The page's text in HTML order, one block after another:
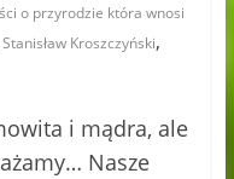
o przyrodzie która wnosi
Stanisław Kroszczyński,
i mądra, ale
Nasze